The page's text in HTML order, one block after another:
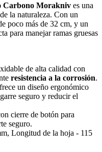
Carbono Morakniv es una
la naturaleza. Con un
poco más de 32 cm, y un
para manejar ramas gruesas
de alta calidad con
resistencia a la corrosión.
un diseño ergonómico
seguro y reducir el
cierre de botón para
seguro.
Longitud de la hoja - 115